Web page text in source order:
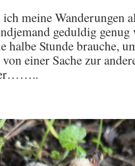
meine Wanderungen
geduldig genug
halbe Stunde brauche,
einer Sache zur